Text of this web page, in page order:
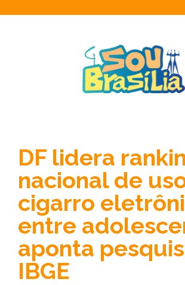
DF lidera
nacional de
cigarro
entre
aponta
IBGE